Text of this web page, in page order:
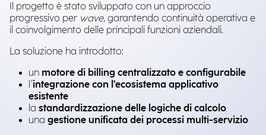
Il progetto è stato sviluppato con un approccio
progressivo per wave, garantendo continuità operativa e
il coinvolgimento delle principali funzioni aziendali.
La soluzione ha introdotto:
un motore di billing centralizzato e configurabile
l’integrazione con l’ecosistema applicativo
esistente
la standardizzazione delle logiche di calcolo
una gestione unificata dei processi multi-servizio